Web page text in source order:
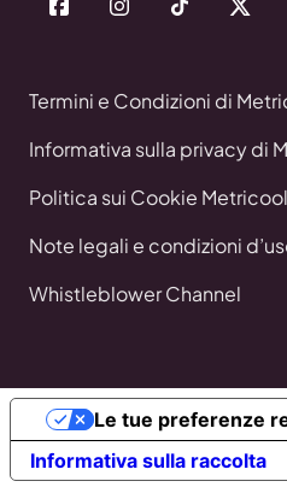
Termini e Condizioni di
Informativa sulla privacy di
Politica sui Cookie Metricool
Note legali e condizioni
Whistleblower Channel
Informativa sulla raccolta
Le tue preferenze